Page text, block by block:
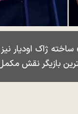
ساخته ژاک
بازیگر نقش